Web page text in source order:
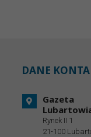
DANE
Gazeta
Rynek II 1
21-100